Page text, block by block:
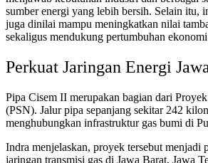
sumber energi yang lebih bersih. Selain itu,
juga dinilai mampu meningkatkan nilai
sekaligus mendukung pertumbuhan
Perkuat Jaringan Energi
Pipa Cisem II merupakan bagian dari
(PSN). Jalur pipa sepanjang sekitar 242
menghubungkan infrastruktur gas bumi di
Indra menjelaskan, proyek tersebut menjadi
jaringan transmisi gas di Jawa Barat, Jawa